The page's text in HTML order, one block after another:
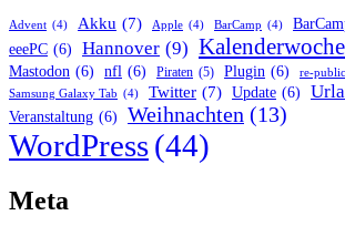
Advent (4) Akku (7) Apple (4) BarCamp (4)
eeePC (6) Hannover (9)
Mastodon (6) nfl (6) Piraten (5) Plugin (6) re-
Samsung Galaxy Tab (4) Twitter (7) Update (6)
Veranstaltung (6) Weihnachten (13)
WordPress(44)
Meta